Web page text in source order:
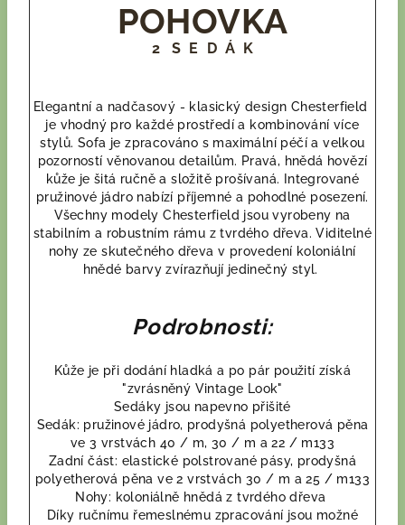
POHOVKA
2 S E D Á K
Elegantní a nadčasový - klasický design Chesterfield
je vhodný pro každé prostředí a kombinování více
stylů. Sofa je zpracováno s maximální péčí a velkou
pozorností věnovanou detailům. Pravá, hnědá hovězí
kůže je šitá ručně a složitě prošívaná. Integrované
pružinové jádro nabízí příjemné a pohodlné posezení.
Všechny modely Chesterfield jsou vyrobeny na
stabilním a robustním rámu z tvrdého dřeva. Viditelné
nohy ze skutečného dřeva v provedení koloniální
hnědé barvy zvírazňují jedinečný styl.
Podrobnosti:
Kůže je při dodání hladká a po pár použití získá
"zvrásněný Vintage Look"
Sedáky jsou napevno přišité
Sedák: pružinové jádro, prodyšná polyetherová pěna
ve 3 vrstvách 40 / m, 30 / m a 22 / m133
Zadní část: elastické polstrované pásy, prodyšná
polyetherová pěna ve 2 vrstvách 30 / m a 25 / m133
Nohy: koloniálně hnědá z tvrdého dřeva
Díky ručnímu řemeslnému zpracování jsou možné